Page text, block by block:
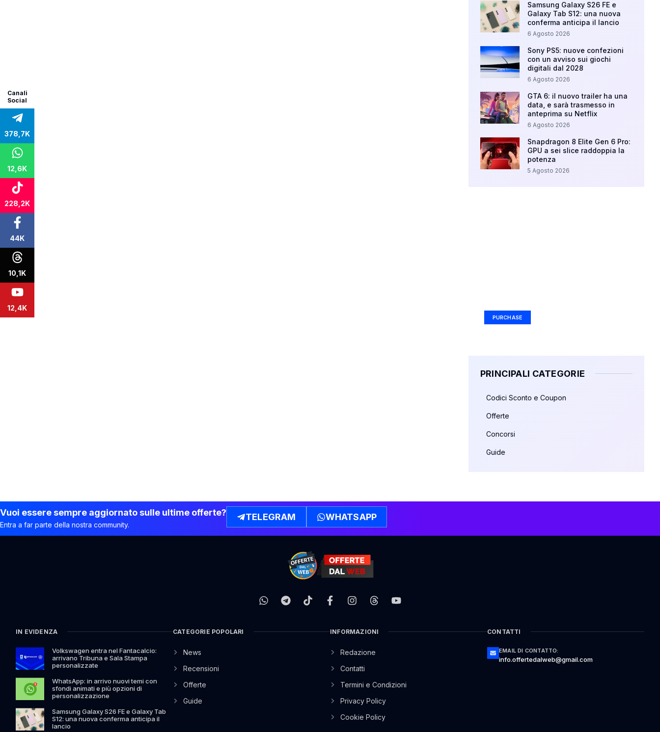
Canali
Social
378,7K
12,6K
228,2K
44K
10,1K
12,4K
Samsung Galaxy S26 FE e
Galaxy Tab S12: una nuova
conferma anticipa il lancio
6 Agosto 2026
Sony PS5: nuove confezioni
con un avviso sui giochi
digitali dal 2028
6 Agosto 2026
GTA 6: il nuovo trailer ha una
data, e sarà trasmesso in
anteprima su Netflix
6 Agosto 2026
Snapdragon 8 Elite Gen 6 Pro:
GPU a sei slice raddoppia la
potenza
5 Agosto 2026
PURCHASE
PRINCIPALI CATEGORIE
Codici Sconto e Coupon
Offerte
Concorsi
Guide
Vuoi essere sempre aggiornato sulle ultime offerte?
Entra a far parte della nostra community.
TELEGRAM WHATSAPP
IN EVIDENZA
Volkswagen entra nel Fantacalcio:
arrivano Tribuna e Sala Stampa
personalizzate
WhatsApp: in arrivo nuovi temi con
sfondi animati e più opzioni di
personalizzazione
Samsung Galaxy S26 FE e Galaxy Tab
S12: una nuova conferma anticipa il
lancio
CATEGORIE POPOLARI
News
Recensioni
Offerte
Guide
INFORMAZIONI
Redazione
Contatti
Termini e Condizioni
Privacy Policy
Cookie Policy
CONTATTI
EMAIL DI CONTATTO:
info.offertedalweb@gmail.com